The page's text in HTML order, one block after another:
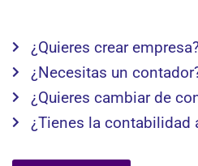
¿Quieres crear
¿Necesitas un
¿Quieres cambiar de
¿Tienes la contabilidad